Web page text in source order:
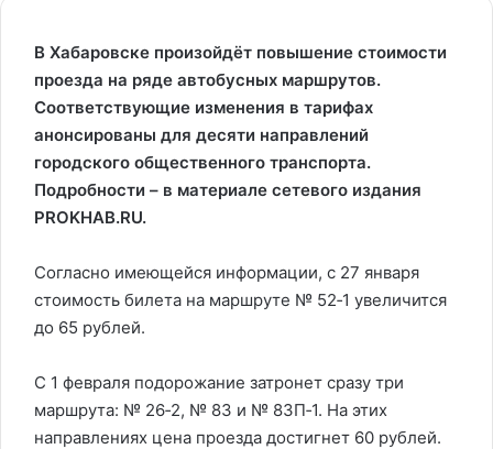
В Хабаровске произойдёт повышение стоимости
проезда на ряде автобусных маршрутов.
Соответствующие изменения в тарифах
анонсированы для десяти направлений
городского общественного транспорта.
Подробности – в материале сетевого издания
PROKHAB.RU.
Согласно имеющейся информации, с 27 января
стоимость билета на маршруте № 52‑1 увеличится
до 65 рублей.
С 1 февраля подорожание затронет сразу три
маршрута: № 26‑2, № 83 и № 83П‑1. На этих
направлениях цена проезда достигнет 60 рублей.